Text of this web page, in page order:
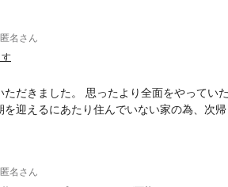
名さん
だきました。 思ったより全面をやってい
迎えるにあたり住んでいない家の為、次
名さん